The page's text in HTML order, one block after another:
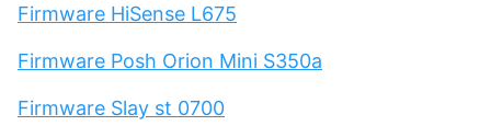
Firmware HiSense L675
Firmware Posh Orion Mini S350a
Firmware Slay st 0700